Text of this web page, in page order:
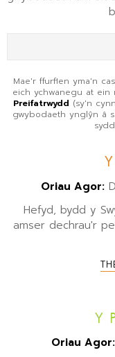
Mae'r ffurflen yma'n
eich ychwanegu at ein
Preifatrwydd (sy'n
gwybodaeth ynglŷn â
Oriau Agor:
Hefyd, bydd y
amser dechrau'r
Y
Oriau Agor: